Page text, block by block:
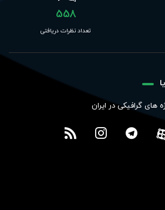
558
تعداد نظرات دریافتی